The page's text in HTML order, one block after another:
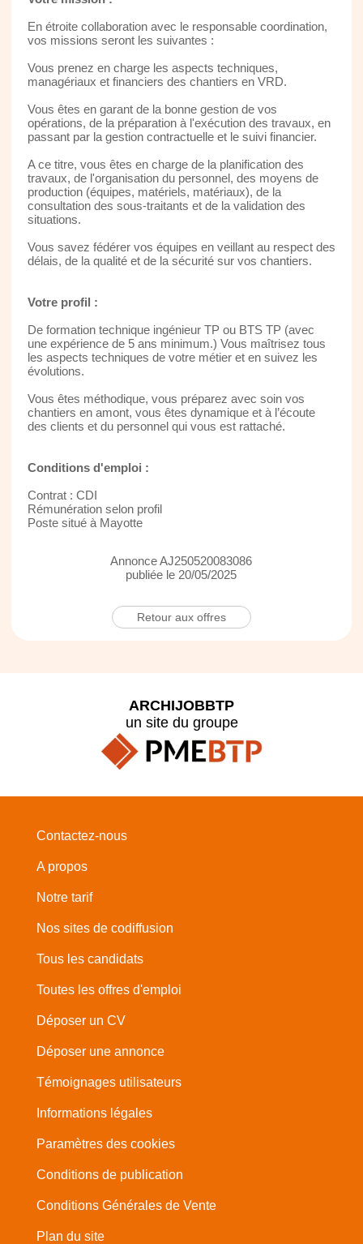
En étroite collaboration avec le responsable coordination,
vos missions seront les suivantes :
Vous prenez en charge les aspects techniques,
managériaux et financiers des chantiers en VRD.
Vous êtes en garant de la bonne gestion de vos
opérations, de la préparation à l'exécution des travaux, en
passant par la gestion contractuelle et le suivi financier.
A ce titre, vous êtes en charge de la planification des
travaux, de l'organisation du personnel, des moyens de
production (équipes, matériels, matériaux), de la
consultation des sous-traitants et de la validation des
situations.
Vous savez fédérer vos équipes en veillant au respect des
délais, de la qualité et de la sécurité sur vos chantiers.
Votre profil :
De formation technique ingénieur TP ou BTS TP (avec
une expérience de 5 ans minimum.) Vous maîtrisez tous
les aspects techniques de votre métier et en suivez les
évolutions.
Vous êtes méthodique, vous préparez avec soin vos
chantiers en amont, vous êtes dynamique et à l’écoute
des clients et du personnel qui vous est rattaché.
Conditions d'emploi :
Contrat : CDI
Rémunération selon profil
Poste situé à Mayotte
Annonce AJ250520083086
publiée le 20/05/2025
Retour aux offres
ARCHIJOBBTP
un site du groupe
Contactez-nous
A propos
Notre tarif
Nos sites de codiffusion
Tous les candidats
Toutes les offres d'emploi
Déposer un CV
Déposer une annonce
Témoignages utilisateurs
Informations légales
Paramètres des cookies
Conditions de publication
Conditions Générales de Vente
Plan du site